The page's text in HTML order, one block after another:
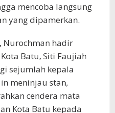
mencoba langsung
yang dipamerkan.
Nurochman hadir
Batu, Siti Faujiah
sejumlah kepala
meninjau stan,
cendera mata
Kota Batu kepada